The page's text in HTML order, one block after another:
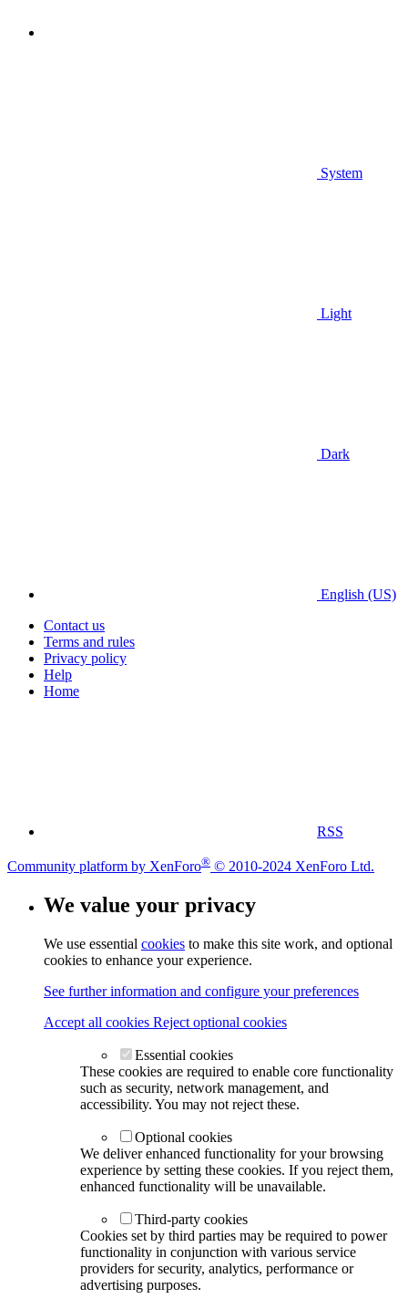
System
Light
Dark
English (US)
Contact us
Terms and rules
Privacy policy
Help
Home
RSS
Community platform by XenForo® © 2010-2024 XenForo Ltd.
We value your privacy
We use essential cookies to make this site work, and optional
cookies to enhance your experience.
See further information and configure your preferences
Accept all cookies Reject optional cookies
Essential cookies
These cookies are required to enable core functionality
such as security, network management, and
accessibility. You may not reject these.
Optional cookies
We deliver enhanced functionality for your browsing
experience by setting these cookies. If you reject them,
enhanced functionality will be unavailable.
Third-party cookies
Cookies set by third parties may be required to power
functionality in conjunction with various service
providers for security, analytics, performance or
advertising purposes.